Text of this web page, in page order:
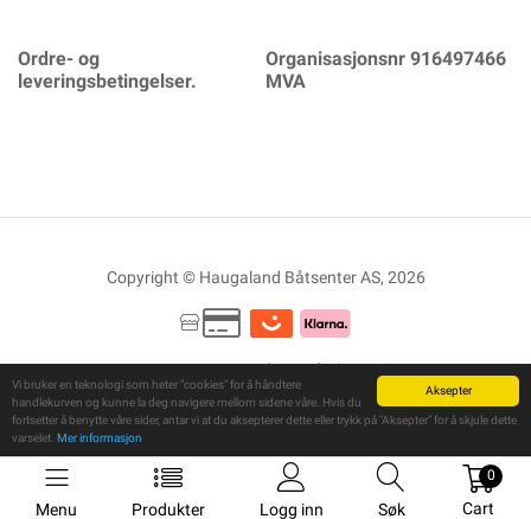
Aksepter
Vi bruker en teknologi som heter "cookies" for å håndtere
handlekurven og kunne la deg navigere mellom sidene våre. Hvis du
fortsetter å benytte våre sider, antar vi at du aksepterer dette eller trykk på "Aksepter" for å skjule dette
varselet. Mer informasjon
Menu Produkter Logg inn Søk
0
Cart
Ordre- og
leveringsbetingelser.
Organisasjonsnr 916497466
MVA
Copyright © Haugaland Båtsenter AS, 2026
Powered ByTelaris